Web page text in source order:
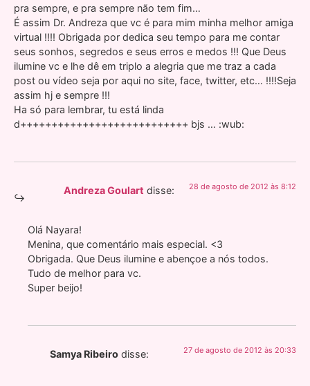
pra sempre, e pra sempre não tem fim…
É assim Dr. Andreza que vc é para mim minha melhor amiga
virtual !!!! Obrigada por dedica seu tempo para me contar
seus sonhos, segredos e seus erros e medos !!! Que Deus
ilumine vc e lhe dê em triplo a alegria que me traz a cada
post ou vídeo seja por aqui no site, face, twitter, etc… !!!!Seja
assim hj e sempre !!!
Ha só para lembrar, tu está linda
d+++++++++++++++++++++++++++ bjs … :wub:
Andreza Goulart disse: 28 de agosto de 2012 às 8:12
Olá Nayara!
Menina, que comentário mais especial. <3
Obrigada. Que Deus ilumine e abençoe a nós todos.
Tudo de melhor para vc.
Super beijo!
Samya Ribeiro disse: 27 de agosto de 2012 às 20:33